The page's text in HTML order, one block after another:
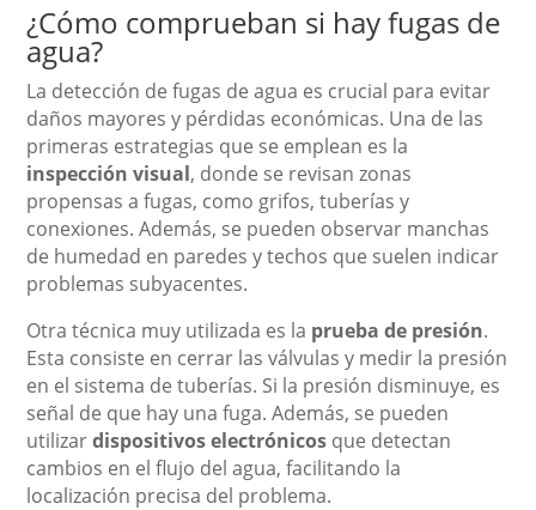
¿Cómo comprueban si hay fugas de
agua?
La detección de fugas de agua es crucial para evitar
daños mayores y pérdidas económicas. Una de las
primeras estrategias que se emplean es la
inspección visual, donde se revisan zonas
propensas a fugas, como grifos, tuberías y
conexiones. Además, se pueden observar manchas
de humedad en paredes y techos que suelen indicar
problemas subyacentes.
Otra técnica muy utilizada es la prueba de presión.
Esta consiste en cerrar las válvulas y medir la presión
en el sistema de tuberías. Si la presión disminuye, es
señal de que hay una fuga. Además, se pueden
utilizardispositivos electrónicos que detectan
cambios en el flujo del agua, facilitando la
localización precisa del problema.